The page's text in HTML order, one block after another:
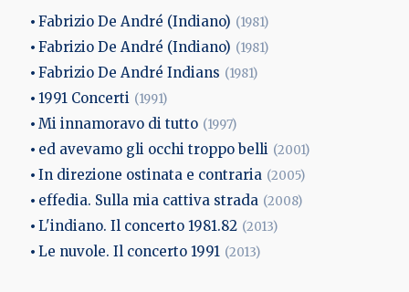
Fabrizio De André (Indiano) (1981)
Fabrizio De André (Indiano) (1981)
Fabrizio De André Indians (1981)
1991 Concerti (1991)
Mi innamoravo di tutto (1997)
ed avevamo gli occhi troppo belli (2001)
In direzione ostinata e contraria (2005)
effedia. Sulla mia cattiva strada (2008)
L'indiano. Il concerto 1981.82 (2013)
Le nuvole. Il concerto 1991 (2013)